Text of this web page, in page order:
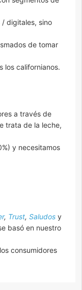
/ digitales, sino
de tomar
los californianos.
a través de
trata de la leche,
y necesitamos
, Trust, Saludos y
basó en nuestro
consumidores